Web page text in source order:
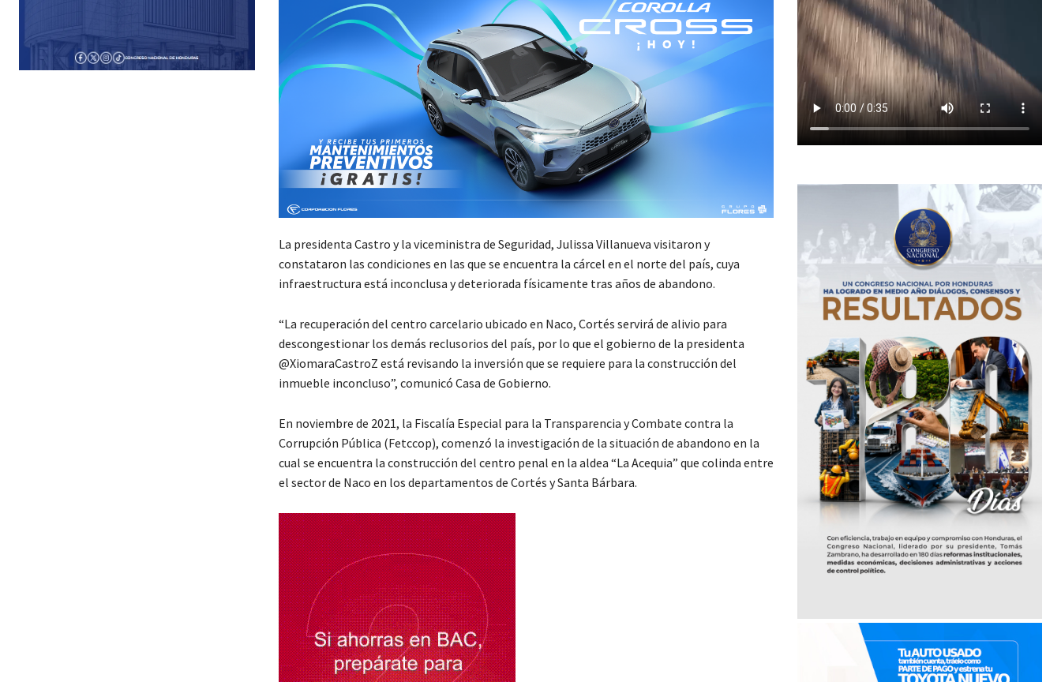
La presidenta Castro y la viceministra de Seguridad, Julissa Villanueva visitaron y
constataron las condiciones en las que se encuentra la cárcel en el norte del país, cuya
infraestructura está inconclusa y deteriorada físicamente tras años de abandono.
“La recuperación del centro carcelario ubicado en Naco, Cortés servirá de alivio para
descongestionar los demás reclusorios del país, por lo que el gobierno de la presidenta
@XiomaraCastroZ está revisando la inversión que se requiere para la construcción del
inmueble inconcluso”, comunicó Casa de Gobierno.
En noviembre de 2021, la Fiscalía Especial para la Transparencia y Combate contra la
Corrupción Pública (Fetccop), comenzó la investigación de la situación de abandono en la
cual se encuentra la construcción del centro penal en la aldea “La Acequia” que colinda entre
el sector de Naco en los departamentos de Cortés y Santa Bárbara.